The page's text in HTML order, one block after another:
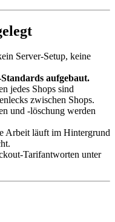
Server-Setup, keine
aufgebaut.
jedes Shops sind
zwischen Shops.
und -löschung werden
Arbeit läuft im Hintergrund
Tarifantworten unter